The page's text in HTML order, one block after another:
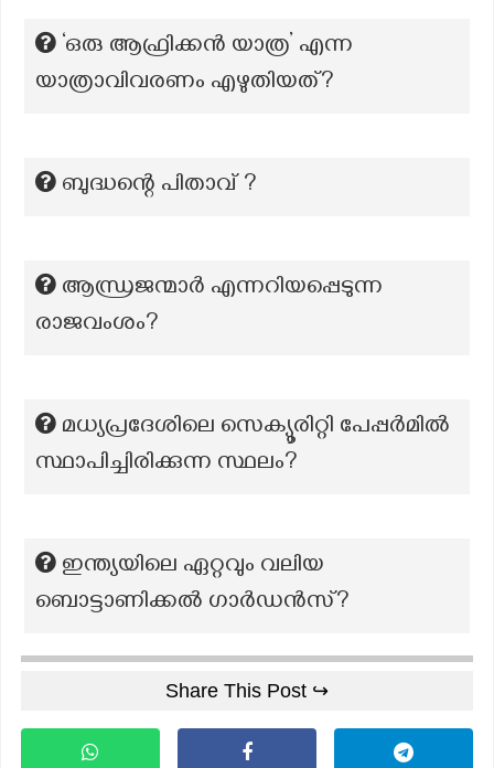
‘ഒരു ആഫ്രിക്കൻ യാത്ര’ എന്ന
യാത്രാവിവരണം എഴുതിയത്?
ബുദ്ധന്റെ പിതാവ് ?
ആന്ധ്രജന്മാർ എന്നറിയപ്പെടുന്ന
രാജവംശം?
മധ്യപ്രദേശിലെ സെക്യൂരിറ്റി പേപ്പർമിൽ
സ്ഥാപിച്ചിരിക്കുന്ന സ്ഥലം?
ഇന്ത്യയിലെ ഏറ്റവും വലിയ
ബൊട്ടാണിക്കൽ ഗാർഡൻസ്?
Share This Post ↪